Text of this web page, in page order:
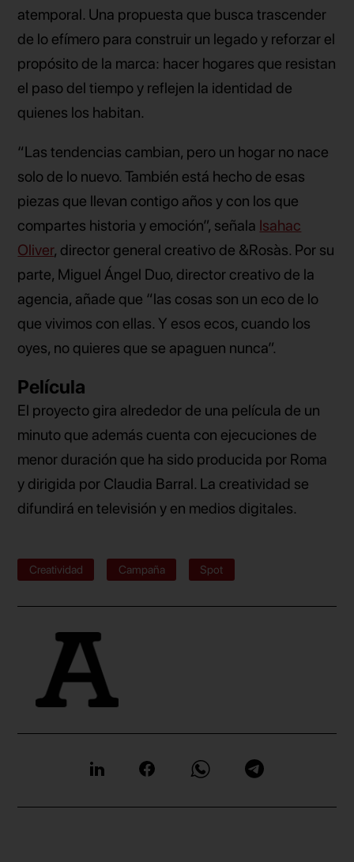
atemporal. Una propuesta que busca trascender
de lo efímero para construir un legado y reforzar el
propósito de la marca: hacer hogares que resistan
el paso del tiempo y reflejen la identidad de
quienes los habitan.
“Las tendencias cambian, pero un hogar no nace
solo de lo nuevo. También está hecho de esas
piezas que llevan contigo años y con los que
compartes historia y emoción”, señala Isahac
Oliver, director general creativo de &Rosàs. Por su
parte, Miguel Ángel Duo, director creativo de la
agencia, añade que “las cosas son un eco de lo
que vivimos con ellas. Y esos ecos, cuando los
oyes, no quieres que se apaguen nunca”.
Película
El proyecto gira alrededor de una película de un
minuto que además cuenta con ejecuciones de
menor duración que ha sido producida por Roma
y dirigida por Claudia Barral. La creatividad se
difundirá en televisión y en medios digitales.
Creatividad Campaña Spot